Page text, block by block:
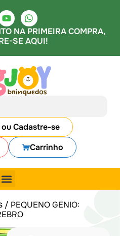
NA PRIMEIRA COMPRA,
SE AQUI!
Cadastre-se
Carrinho
/ PEQUENO GENIO: